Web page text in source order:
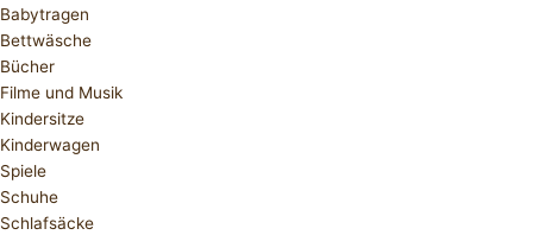
Babytragen
Bettwäsche
Bücher
Filme und Musik
Kindersitze
Kinderwagen
Spiele
Schuhe
Schlafsäcke